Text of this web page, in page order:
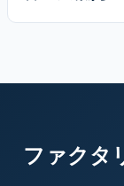
ファクタ